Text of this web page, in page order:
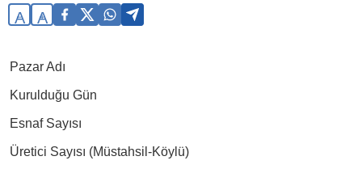
A A
Pazar Adı
Kurulduğu Gün
Esnaf Sayısı
Üretici Sayısı (Müstahsil-Köylü)